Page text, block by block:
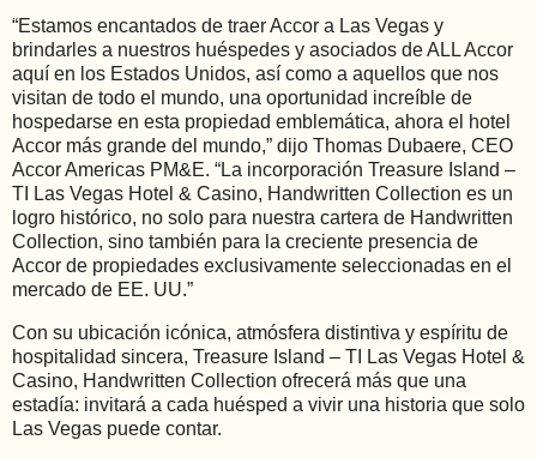
“Estamos encantados de traer Accor a Las Vegas y
brindarles a nuestros huéspedes y asociados de ALL Accor
aquí en los Estados Unidos, así como a aquellos que nos
visitan de todo el mundo, una oportunidad increíble de
hospedarse en esta propiedad emblemática, ahora el hotel
Accor más grande del mundo,” dijo Thomas Dubaere, CEO
Accor Americas PM&E. “La incorporación Treasure Island –
TI Las Vegas Hotel & Casino, Handwritten Collection es un
logro histórico, no solo para nuestra cartera de Handwritten
Collection, sino también para la creciente presencia de
Accor de propiedades exclusivamente seleccionadas en el
mercado de EE. UU.”
Con su ubicación icónica, atmósfera distintiva y espíritu de
hospitalidad sincera, Treasure Island – TI Las Vegas Hotel &
Casino, Handwritten Collection ofrecerá más que una
estadía: invitará a cada huésped a vivir una historia que solo
Las Vegas puede contar.